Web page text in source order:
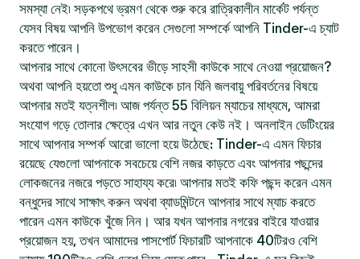
সমস্যা নেই৷ সড়কপথে ভ্রমণ থেকে শুরু করে রাত্রিকালীন মার্কেট পর্যন্ত
যেসব বিষয় আপনি উপভোগ করেন সেগুলো সম্পর্কে আপনি Tinder-এ চ্যাট
করতে পারেন।
আপনার সাথে কোনো উৎসবের ভীড়ে সাহসী কাউকে সাথে নেওয়া প্রয়োজন?
অথবা আপনি হয়তো শুধু এমন কাউকে চান যিনি জলবায়ু পরিবর্তনের বিষয়ে
আপনার মতই যত্নশীল৷ আজ পর্যন্ত 55 বিলিয়ন ম্যাচের মাধ্যমে, আমরা
সংযোগ গড়ে তোলার ক্ষেত্রে এখন আর নতুন কেউ নই। অনলাইন ডেটিংয়ের
সাথে আপনার সম্পর্ক আরো ভালো হয়ে উঠেছে: Tinder-এ এমন ফিচার
রয়েছে যেগুলো আপনাকে সবচেয়ে বেশি নজর কাড়তে এবং আপনার পছন্দের
লোকজনের নজরে পড়তে সাহায্য করে৷ আপনার মতই কফি পছন্দ করেন এমন
বন্ধুদের সাথে সাক্ষাৎ করুন অথবা ব্যাডমিন্টনে আপনার সাথে ম্যাচ করতে
পারেন এমন কাউকে খুঁজে নিন। আর যখন আপনার নগরের বাইরে যাওয়ার
প্রয়োজন হয়, তখন আমাদের পাসপোর্ট ফিচারটি আপনাকে 40টিরও বেশি